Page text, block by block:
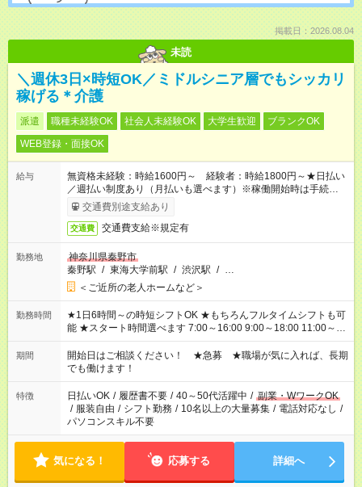
掲載日：2026.08.04
未読
＼週休3日×時短OK／ミドルシニア層でもシッカリ
稼げる＊介護
派遣 職種未経験OK 社会人未経験OK 大学生歓迎
ブランクOK
WEB登録・面接OK
給与
無資格未経験：時給1600円～ 経験者：時給1800円～★日払い
／週払い制度あり（月払いも選べます）※稼働開始時は手続き完
了次第のお支払いとなります。
交通費別途支給あり
交通費 交通費支給※規定有
勤務地
神奈川県秦野市
秦野駅 / 東海大学前駅 / 渋沢駅 / …
＜ご近所の老人ホームなど＞
勤務時間
★1日6時間～の時短シフトOK ★もちろんフルタイムシフトも可
能 ★スタート時間選べます 7:00～16:00 9:00～18:00 11:00～
20:00 など 残業なし！ ※Wワークの場合、他のお仕事と合わせ
週40時間超の就業はご案内できません ※法令に基づき、週20時
間以上勤務は社会保険への加入対象となります ※労働者派遣法
（日雇い派遣の原則禁止）により、短時間・短期間の就業はご
案内が難しい場合があります
期間
開始日はご相談ください！ ★急募 ★職場が気に入れば、長期
でも働けます！
特徴 日払いOK / 履歴書不要 / 40～50代活躍中 / 副業・WワークOK
/ 服装自由 / シフト勤務 / 10名以上の大量募集 / 電話対応なし /
パソコンスキル不要
気になる！ 応募する 詳細へ